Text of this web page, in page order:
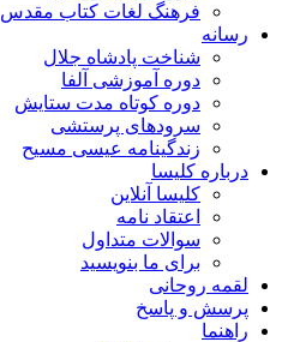
فرهنگ لغات کتاب مقدس
رسانه
شناخت پادشاه جلال
دوره آموزشی آلفا
دوره کوتاه مدت ستایش
سرودهای پرستشی
زندگینامه عیسی مسیح
درباره کلیسا
کلیسا آنلاین
اعتقاد نامه
سوالات متداول
برای ما بنویسید
لقمه روحانی
پرسش و پاسخ
راهنما